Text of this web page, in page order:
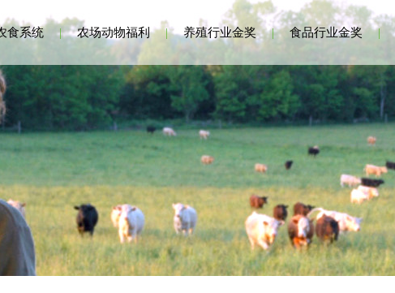
食系统 | 农场动物福利 | 养殖行业金奖 | 食品行业金奖 |